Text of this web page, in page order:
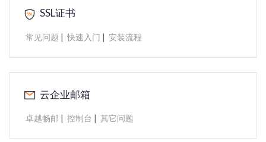
SSL证书
常见问题 | 快速入门 | 安装流程
云企业邮箱
卓越畅邮 | 控制台 | 其它问题